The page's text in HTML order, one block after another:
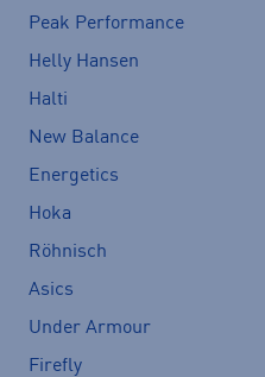
Peak Performance
Helly Hansen
Halti
New Balance
Energetics
Hoka
Röhnisch
Asics
Under Armour
Firefly